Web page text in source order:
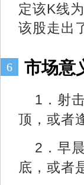
定该K线
该股走出
6 市场
1．射
顶，或者
2．早
底，或